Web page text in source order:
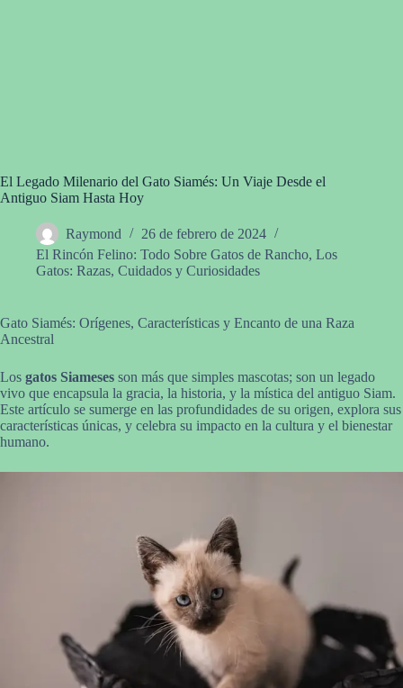
El Legado Milenario del Gato Siamés: Un Viaje Desde el
Antiguo Siam Hasta Hoy
Raymond
26 de febrero de 2024
El Rincón Felino: Todo Sobre Gatos de Rancho, Los
Gatos: Razas, Cuidados y Curiosidades
Gato Siamés: Orígenes, Características y Encanto de una Raza
Ancestral
Los gatos Siameses son más que simples mascotas; son un legado
vivo que encapsula la gracia, la historia, y la mística del antiguo Siam.
Este artículo se sumerge en las profundidades de su origen, explora sus
características únicas, y celebra su impacto en la cultura y el bienestar
humano.